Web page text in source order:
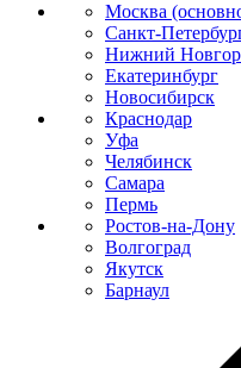
Москва
Санкт-
Нижний
Екатеринбург
Новосибирск
Краснодар
Уфа
Челябинск
Самара
Пермь
Ростов-на-Дону
Волгоград
Якутск
Барнаул